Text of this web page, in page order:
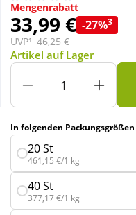
Sport & Fitness
Tierbedarf
Mengenrabatt
33,99 € -27%3
UVP¹ 46,25 €
Artikel auf Lager
In folgenden
20 St
461,15 €/1 kg
40 St
377,17 €/1 kg